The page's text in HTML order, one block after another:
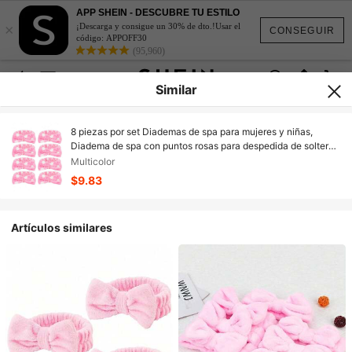
CONSEGUIR
×
APP SHEIN - DESCUBRE TU ESTILO
¡Descarga y consigue un 30% de dto.!Usar el
código: APPOFF30
(95,960)
Similar
8 piezas por set Diademas de spa para mujeres y niñas,
Diadema de spa con puntos rosas para despedida de soltera,
fiesta de pijamas, Diademas para cuidado de la piel y
maquillaje, Diademas para lavado de cara,
Multicolor
$9.83
Artículos similares